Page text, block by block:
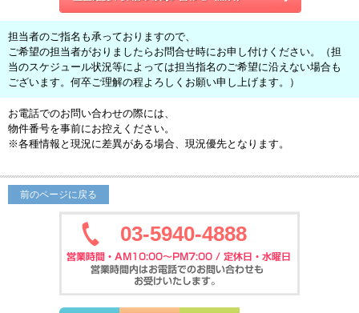
担当者のご指名も承っておりますので、
ご希望の担当者がおりましたらお問合せ時にお申し付けください。（担
当のスケジュール状況等によっては担当指名のご希望に沿えない場合も
ございます。何卒ご理解の程よろしくお願い申し上げます。）
お電話でのお問い合わせの際には、
物件番号を事前にお控えください。
※各種情報と現況に差異がある場合、現況優先となります。
前のページに戻る
03-5940-4888